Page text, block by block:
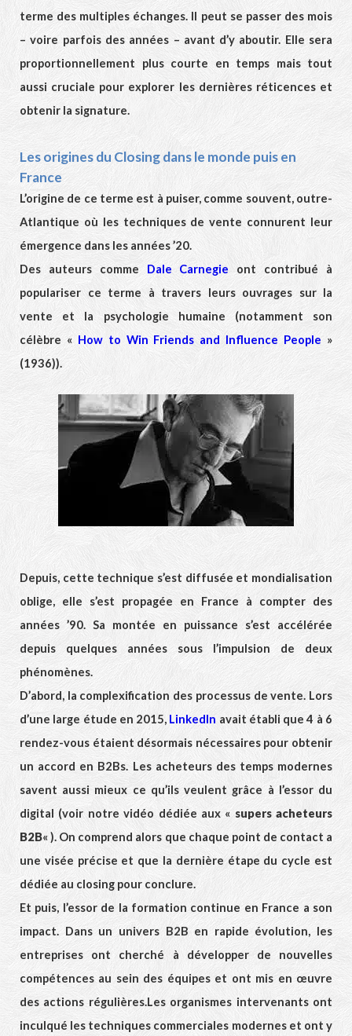
terme des multiples échanges. Il peut se passer des mois
– voire parfois des années – avant d’y aboutir. Elle sera
proportionnellement plus courte en temps mais tout
aussi cruciale pour explorer les dernières réticences et
obtenir la signature.
Les origines du Closing dans le monde puis en
France
L’origine de ce terme est à puiser, comme souvent, outre-
Atlantique où les techniques de vente connurent leur
émergence dans les années ’20.
Des auteurs comme Dale Carnegie ont contribué à
populariser ce terme à travers leurs ouvrages sur la
vente et la psychologie humaine (notamment son
célèbre « How to Win Friends and Influence People »
(1936)).
Depuis, cette technique s’est diffusée et mondialisation
oblige, elle s’est propagée en France à compter des
années ’90. Sa montée en puissance s’est accélérée
depuis quelques années sous l’impulsion de deux
phénomènes.
D’abord, la complexification des processus de vente. Lors
d’une large étude en 2015, LinkedIn avait établi que 4 à 6
rendez-vous étaient désormais nécessaires pour obtenir
un accord en B2Bs. Les acheteurs des temps modernes
savent aussi mieux ce qu’ils veulent grâce à l’essor du
digital (voir notre vidéo dédiée aux « supers acheteurs
B2B« ). On comprend alors que chaque point de contact a
une visée précise et que la dernière étape du cycle est
dédiée au closing pour conclure.
Et puis, l’essor de la formation continue en France a son
impact. Dans un univers B2B en rapide évolution, les
entreprises ont cherché à développer de nouvelles
compétences au sein des équipes et ont mis en œuvre
des actions régulières.Les organismes intervenants ont
inculqué les techniques commerciales modernes et ont y